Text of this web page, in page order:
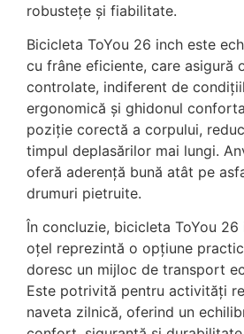
robustețe și fiabilitate.
Bicicleta ToYou 26 inch este
cu frâne eficiente, care asigură
controlate, indiferent de
ergonomică și ghidonul
poziție corectă a corpului,
timpul deplasărilor mai lungi.
oferă aderență bună atât pe
drumuri pietruite.
În concluzie, bicicleta ToYou
oțel reprezintă o opțiune
doresc un mijloc de transport
Este potrivită pentru activități
naveta zilnică, oferind un